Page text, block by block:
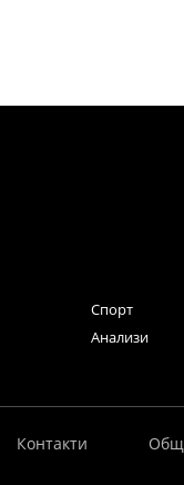
Спорт
Анализи
Контакти